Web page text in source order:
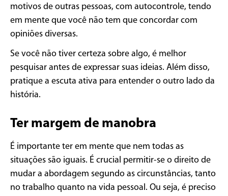
motivos de outras pessoas, com autocontrole, tendo
em mente que você não tem que concordar com
opiniões diversas.
Se você não tiver certeza sobre algo, é melhor
pesquisar antes de expressar suas ideias. Além disso,
pratique a escuta ativa para entender o outro lado da
história.
Ter margem de manobra
É importante ter em mente que nem todas as
situações são iguais. É crucial permitir-se o direito de
mudar a abordagem segundo as circunstâncias, tanto
no trabalho quanto na vida pessoal. Ou seja, é preciso